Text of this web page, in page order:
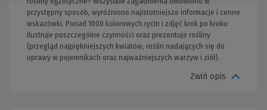
przystępny sposób, wyróżniono najistotniejsze informacje i cenne
wskazówki. Ponad 1000 kolorowych rycin i zdjęć krok po kroku
ilustruje poszczególne czynności oraz prezentuje rośliny
(przegląd najpiękniejszych kwiatów, roślin nadających się do
uprawy w pojemnikach oraz najważniejszych warzyw i ziół).
Zwiń opis